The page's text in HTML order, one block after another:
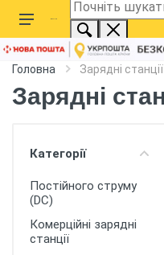
Головна Зарядні
Зарядні
Категорії
Постійного струму
(DC)
Комерційні зарядні
станції